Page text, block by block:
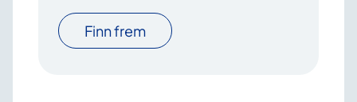
Finn frem